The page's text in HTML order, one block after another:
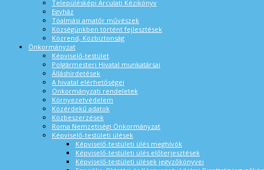
Településképi Arculati Kézikönyv
Egyház
Tóalmási amatőr művészek
Községünkben történt fejlesztések
Közrend, Közbiztonság
Önkormányzat
Képviselő-testület
Polgármesteri Hivatal munkatársai
Álláshirdetések
A hivatal elérhetőségei
Önkormányzati rendeletek
Környezetvédelem
Közérdekű adatok
Közbeszerzések
Roma Nemzetiségi Önkormányzat
Képviselő-testületi ülések
Képviselő-testületi ülés meghívók
Képviselő-testületi ülés előterjesztések
Képviselő-testületi ülések jegyzőkönyvei